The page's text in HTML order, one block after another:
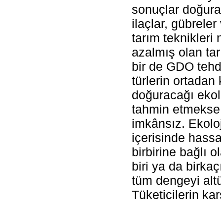
sonuçlar
ilaçlar,
tarım teknikleri
azalmış olan
bir de GDO
türlerin ortadan
doğuracağı
tahmin
imkânsız.
içerisinde
birbirine bağlı
biri ya da
tüm dengeyi
Tüketicilerin